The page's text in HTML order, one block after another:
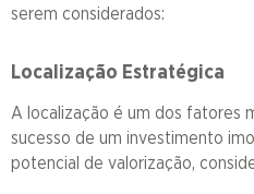
serem considerados:
Localização Estratégica
A localização é um dos fatores
sucesso de um investimento
potencial de valorização,